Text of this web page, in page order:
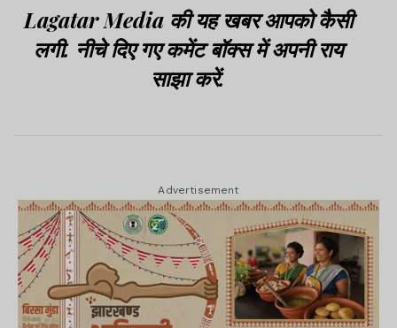
सामान्य जीवन बीमा भी
Lagatar Media की यह खबर आपको कैसी
लगी. नीचे दिए गए कमेंट बॉक्स में अपनी राय
साझा करें.
Advertisement